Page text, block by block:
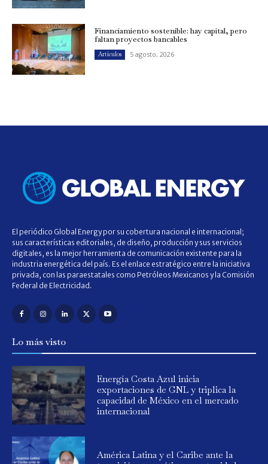
Financiamiento sostenible: hay capital, pero
faltan proyectos bancables
Artículos 5 agosto, 2026
El periódico Global Energy por su cobertura nacional e internacional;
sus características editoriales, de diseño, producción y sus servicios
digitales, es la mejor herramienta de comunicación existente para la
industria energética del país. Es el enlace estratégico entre la iniciativa
privada, con las paraestatales como Petróleos Mexicanos y la Comisión
Federal de Electricidad.
Lo más visto
Energía Costa Azul inicia
exportaciones de GNL y triplica la
capacidad de México en el mercado
internacional
América Latina y el Caribe ante la